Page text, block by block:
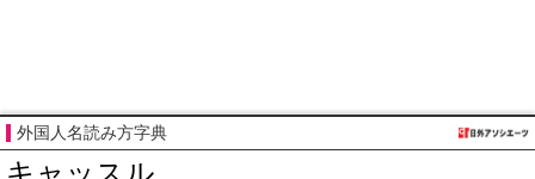
外国人名読み方字典
キャッスル